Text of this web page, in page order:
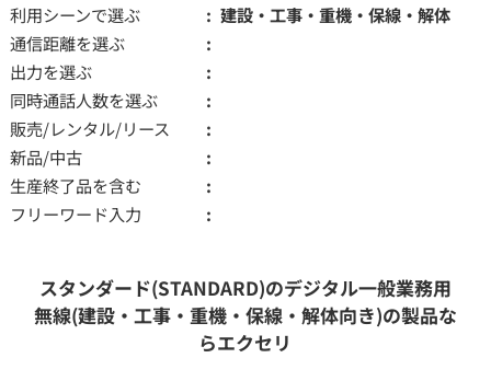
利用シーンで選ぶ
建設・工事・重機・保線・解体
通信距離を選ぶ
出力を選ぶ
同時通話人数を選ぶ
販売/レンタル/リース
新品/中古
生産終了品を含む
フリーワード入力
スタンダード(STANDARD)のデジタル一般業務用
無線(建設・工事・重機・保線・解体向き)の製品な
らエクセリ